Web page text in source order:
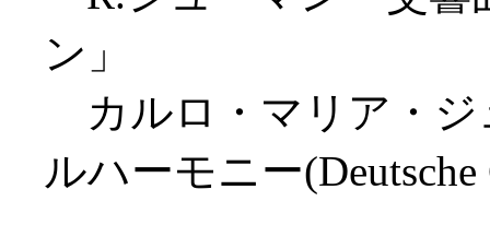
ン」
カルロ・マリア・ジ
ルハーモニー(Deutsche